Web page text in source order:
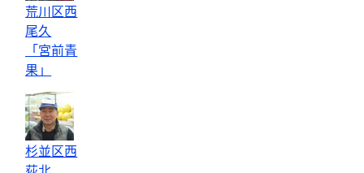
荒川区西
尾久
「宮前青
果」
杉並区西